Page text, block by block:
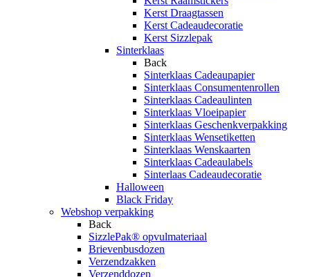
Kerst Draagtassen
Kerst Cadeaudecoratie
Kerst Sizzlepak
Sinterklaas
Back
Sinterklaas Cadeaupapier
Sinterklaas Consumentenrollen
Sinterklaas Cadeaulinten
Sinterklaas Vloeipapier
Sinterklaas Geschenkverpakking
Sinterklaas Wensetiketten
Sinterklaas Wenskaarten
Sinterklaas Cadeaulabels
Sinterlaas Cadeaudecoratie
Halloween
Black Friday
Webshop verpakking
Back
SizzlePak® opvulmateriaal
Brievenbusdozen
Verzendzakken
Verzenddozen